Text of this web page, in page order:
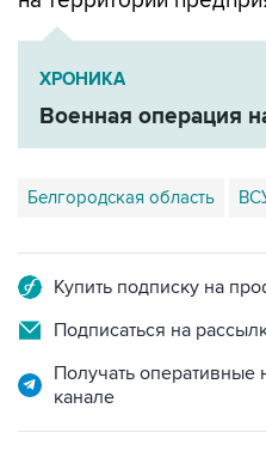
ХРОНИКА
Военная операция
Белгородская область
Купить подписку на
Подписаться на
Получать
канале